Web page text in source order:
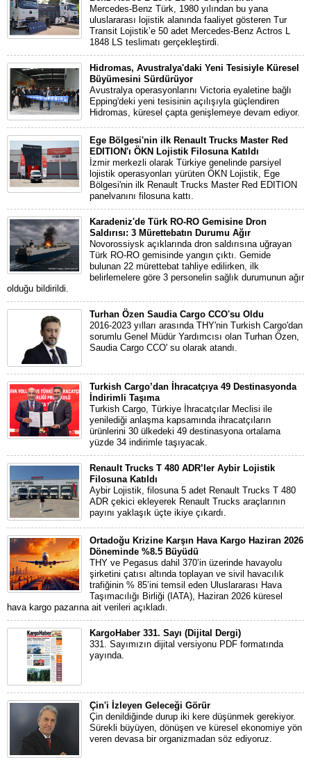
Mercedes-Benz Türk, 1980 yılından bu yana
uluslararası lojistik alanında faaliyet gösteren Tur
Transit Lojistik’e 50 adet Mercedes-Benz Actros L
1848 LS teslimatı gerçekleştirdi.
Hidromas, Avustralya'daki Yeni Tesisiyle Küresel
Büyümesini Sürdürüyor
Avustralya operasyonlarını Victoria eyaletine bağlı
Epping'deki yeni tesisinin açılışıyla güçlendiren
Hidromas, küresel çapta genişlemeye devam ediyor.
Ege Bölgesi'nin ilk Renault Trucks Master Red
EDITION'ı ÖKN Lojistik Filosuna Katıldı
İzmir merkezli olarak Türkiye genelinde parsiyel
lojistik operasyonları yürüten ÖKN Lojistik, Ege
Bölgesi'nin ilk Renault Trucks Master Red EDITION
panelvanını filosuna kattı.
Karadeniz'de Türk RO-RO Gemisine Dron
Saldırısı: 3 Mürettebatın Durumu Ağır
Novorossiysk açıklarında dron saldırısına uğrayan
Türk RO-RO gemisinde yangın çıktı. Gemide
bulunan 22 mürettebat tahliye edilirken, ilk
belirlemelere göre 3 personelin sağlık durumunun ağır
olduğu bildirildi.
Turhan Özen Saudia Cargo CCO'su Oldu
2016-2023 yılları arasında THY'nin Turkish Cargo'dan
sorumlu Genel Müdür Yardımcısı olan Turhan Özen,
Saudia Cargo CCO' su olarak atandı.
Turkish Cargo’dan İhracatçıya 49 Destinasyonda
İndirimli Taşıma
Turkish Cargo, Türkiye İhracatçılar Meclisi ile
yenilediği anlaşma kapsamında ihracatçıların
ürünlerini 30 ülkedeki 49 destinasyona ortalama
yüzde 34 indirimle taşıyacak.
Renault Trucks T 480 ADR’ler Aybir Lojistik
Filosuna Katıldı
Aybir Lojistik, filosuna 5 adet Renault Trucks T 480
ADR çekici ekleyerek Renault Trucks araçlarının
payını yaklaşık üçte ikiye çıkardı.
Ortadoğu Krizine Karşın Hava Kargo Haziran 2026
Döneminde %8.5 Büyüdü
THY ve Pegasus dahil 370’in üzerinde havayolu
şirketini çatısı altında toplayan ve sivil havacılık
trafiğinin % 85’ini temsil eden Uluslararası Hava
Taşımacılığı Birliği (IATA), Haziran 2026 küresel
hava kargo pazarına ait verileri açıkladı.
KargoHaber 331. Sayı (Dijital Dergi)
331. Sayımızın dijital versiyonu PDF formatında
yayında.
Çin'i İzleyen Geleceği Görür
Çin denildiğinde durup iki kere düşünmek gerekiyor.
Sürekli büyüyen, dönüşen ve küresel ekonomiye yön
veren devasa bir organizmadan söz ediyoruz.